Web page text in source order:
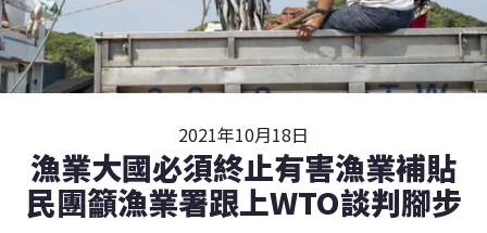
2021年10月18日
漁業大國必須終止有害漁業補貼
民團籲漁業署跟上WTO談判腳步